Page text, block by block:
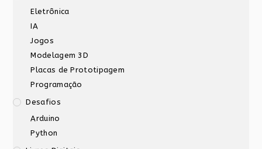
Eletrônica
IA
Jogos
Modelagem 3D
Placas de Prototipagem
Programação
Desafios
Arduino
Python